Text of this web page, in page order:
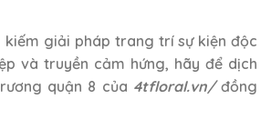
kiếm giải pháp trang trí sự kiện độc
và truyền cảm hứng, hãy để dịch
quận 8 của 4tfloral.vn/đồng